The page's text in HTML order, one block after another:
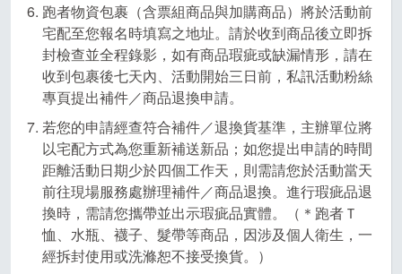
跑者物資包裹（含票組商品與加購商品）將於活動前
宅配至您報名時填寫之地址。請於收到商品後立即拆
封檢查並全程錄影，如有商品瑕疵或缺漏情形，請在
收到包裹後七天內、活動開始三日前，私訊活動粉絲
專頁提出補件／商品退換申請。
若您的申請經查符合補件／退換貨基準，主辦單位將
以宅配方式為您重新補送新品；如您提出申請的時間
距離活動日期少於四個工作天，則需請您於活動當天
前往現場服務處辦理補件／商品退換。進行瑕疵品退
換時，需請您攜帶並出示瑕疵品實體。（＊跑者Ｔ
恤、水瓶、襪子、髮帶等商品，因涉及個人衛生，一
經拆封使用或洗滌恕不接受換貨。）